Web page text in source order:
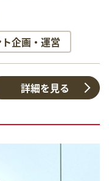
企画・運営
詳細を見る